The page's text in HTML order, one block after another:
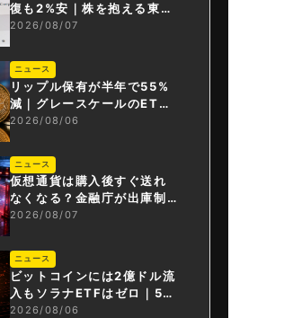
復も2%安｜株を抱える東芝
は純利益30倍
2026/08/07
ニュース
リップル保有が半年で55%
減｜グレースケールのET
F、純資産1.6億ドル減
2026/08/06
ニュース
仮想通貨は購入後すぐ送れ
なくなる？金融庁が出庫制
限を要請
2026/08/07
ニュース
ビットコインには2億ドル流
入もソラナETFはゼロ｜5営
業日連続で停止
2026/08/06